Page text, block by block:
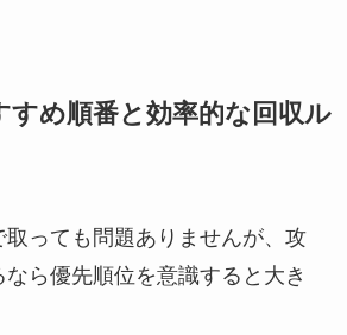
すめ順番と効率的な回収ル
っても問題ありませんが、攻
ら優先順位を意識すると大き